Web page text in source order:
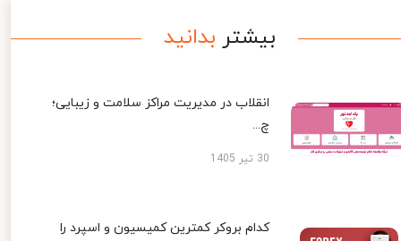
بیشتر بدانید
انقلاب در مدیریت مراکز سلامت و زیبایی؛
چ...
30 تیر 1405
کدام بروکر کمترین کمیسیون و اسپرد را